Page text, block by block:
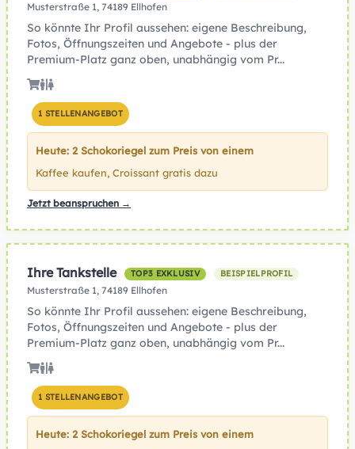
Musterstraße 1, 74189 Ellhofen
So könnte Ihr Profil aussehen: eigene Beschreibung,
Fotos, Öffnungszeiten und Angebote - plus der
Premium-Platz ganz oben, unabhängig vom Pr...
1 STELLENANGEBOT
Heute: 2 Schokoriegel zum Preis von einem
Kaffee kaufen, Croissant gratis dazu
Jetzt beanspruchen →
Ihre Tankstelle TOP3 EXKLUSIV BEISPIELPROFIL
Musterstraße 1, 74189 Ellhofen
So könnte Ihr Profil aussehen: eigene Beschreibung,
Fotos, Öffnungszeiten und Angebote - plus der
Premium-Platz ganz oben, unabhängig vom Pr...
1 STELLENANGEBOT
Heute: 2 Schokoriegel zum Preis von einem